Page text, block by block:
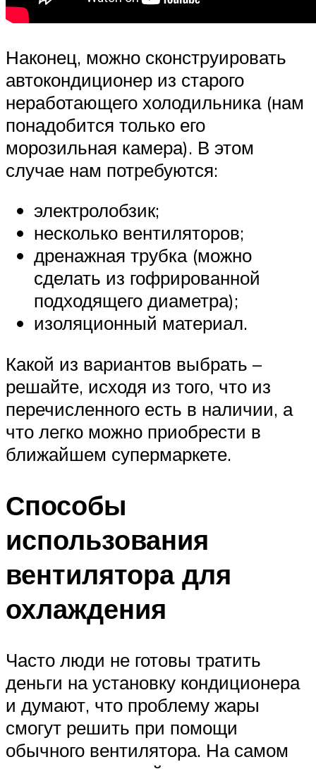
Наконец, можно сконструировать
автокондиционер из старого
неработающего холодильника (нам
понадобится только его
морозильная камера). В этом
случае нам потребуются:
электролобзик;
несколько вентиляторов;
дренажная трубка (можно
сделать из гофрированной
подходящего диаметра);
изоляционный материал.
Какой из вариантов выбрать –
решайте, исходя из того, что из
перечисленного есть в наличии, а
что легко можно приобрести в
ближайшем супермаркете.
Способы
использования
вентилятора для
охлаждения
Часто люди не готовы тратить
деньги на установку кондиционера
и думают, что проблему жары
смогут решить при помощи
обычного вентилятора. На самом